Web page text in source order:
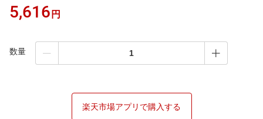
5,616 円
数量
楽天市場アプリで購入する